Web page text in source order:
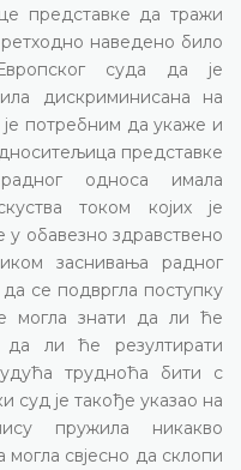
представке да тражи
наведено било
суда да је
дискриминисана на
потребним да укаже и
представке
односа имала
током којих је
обавезно здравствено
заснивања радног
се подвргла поступку
могла знати да ли ће
да ли ће резултирати
трудноћа бити с
суд је такође указао на
пружила никакво
свјесно да склопи